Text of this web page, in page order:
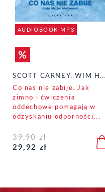
AUDIOBOOK MP3
SCOTT CARNEY, WIM HOF (PRZEDMOWA)
Co nas nie zabije. Jak
zimno i ćwiczenia
oddechowe pomagają w
odzyskaniu odporności...
39,90 zł
29,92 zł